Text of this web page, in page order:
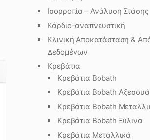
Ισορροπία - Ανάλυση Στάσης
Κάρδιο-αναπνευστική
Κλινική Αποκατάσταση &
Δεδομένων
Κρεβάτια
Κρεβάτια Bobath
Κρεβάτια Bobath
Κρεβάτια Bobath
Κρεβάτια Bobath Ξύλινα
Κρεβάτια Μεταλλικά